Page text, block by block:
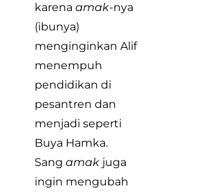
karena amak-nya
(ibunya)
menginginkan Alif
menempuh
pendidikan di
pesantren dan
menjadi seperti
Buya Hamka.
Sang amak juga
ingin mengubah